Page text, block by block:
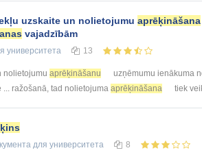
uzskaite un nolietojumu aprēķināšana
vajadzībām
университета 13
nolietojumu aprēķināšanu uzņēmumu ienākuma
... ražošanā, tad nolietojuma aprēķināšana tiek
для университета 8